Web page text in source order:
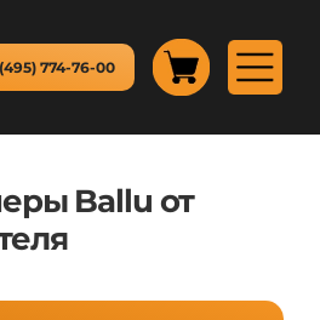
774-76-00
Ballu от